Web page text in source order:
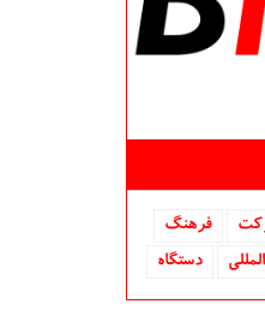
فرهنگ
دستگاه